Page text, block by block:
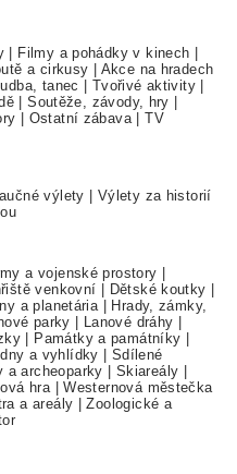
Filmy a pohádky v kinech
a cirkusy
Akce na hradech
tanec Tvořivé aktivity
|Soutěže, závody, hry
Ostatní zábava |TV
výlety
Výlety za historií
a vojenské prostory
venkovní Dětské koutky
a planetária
Hrady, zámky,
parky Lanové dráhy
Památky a památníky
a vyhlídky
Sdílené
a archeoparky Skiareály
hra |Westernová městečka
a areály |Zoologické a